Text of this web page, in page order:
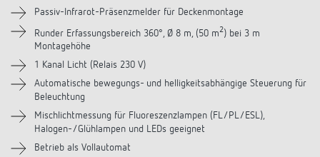
Downloads
Zubehör
Ähnliche Produkte
Passiv-Infrarot-Präsenzmelder für Deckenmontage
Runder Erfassungsbereich 360°, Ø 8 m, (50 m2) bei 3 m
Montagehöhe
1 Kanal Licht (Relais 230 V)
Automatische bewegungs- und helligkeitsabhängige Steuerung für
Beleuchtung
Mischlichtmessung für Fluoreszenzlampen (FL/PL/ESL),
Halogen-/Glühlampen und LEDs geeignet
Betrieb als Vollautomat